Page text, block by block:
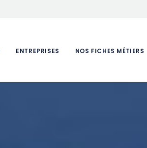
ENTREPRISES NOS FICHES MÉTIERS